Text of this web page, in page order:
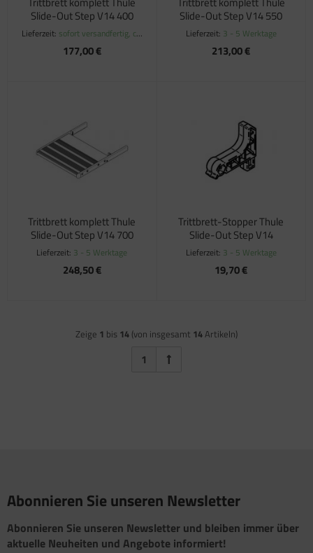
Slide-Out Step V14 400
Lieferzeit: sofort versandfertig, ca.
1-3 Werktage
177,00 €
Slide-Out Step V14 550
Lieferzeit: 3 - 5 Werktage
213,00 €
Trittbrett komplett Thule
Slide-Out Step V14 700
Lieferzeit: 3 - 5 Werktage
248,50 €
Trittbrett-Stopper Thule
Slide-Out Step V14
Lieferzeit: 3 - 5 Werktage
19,70 €
Zeige 1 bis 14 (von insgesamt 14Artikeln)
1
Abonnieren Sie unseren Newsletter
Abonnieren Sie unseren Newsletter und bleiben immer über
aktuelle Neuheiten und Angebote informiert!